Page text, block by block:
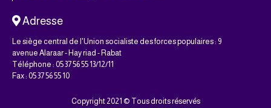
Adresse
Le siège central de l'Union socialiste des forces populaires : 9
avenue Alaraar - Hay riad - Rabat
Téléphone : 05 37 56 55 13/12/11
Fax : 05 37 56 55 10
Copyright 2021 © Tous droits réservés